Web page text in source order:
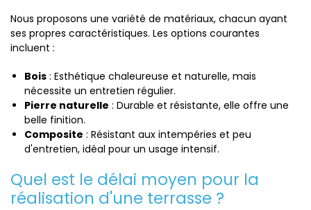
Nous proposons une variété de matériaux, chacun ayant
ses propres caractéristiques. Les options courantes
incluent :
Bois : Esthétique chaleureuse et naturelle, mais
nécessite un entretien régulier.
Pierre naturelle : Durable et résistante, elle offre une
belle finition.
Composite : Résistant aux intempéries et peu
d'entretien, idéal pour un usage intensif.
Quel est le délai moyen pour la
réalisation d'une terrasse ?